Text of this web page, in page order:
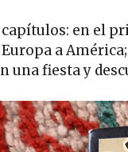
en el
a
una fiesta y